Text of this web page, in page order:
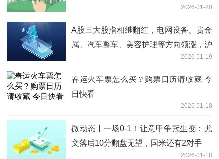
2026-01-20
A股三大股指相继翻红，电网设备、贵金
属、汽车整车、美容护理等方向领涨，沪
2026-01-19
春运火车票怎么买？购票日历请收藏 今
日快看
2026-01-18
微动态丨一场0-1！让意甲争冠生变：尤
文落后10分翻盘无望，国米还有2对手
2026-01-18